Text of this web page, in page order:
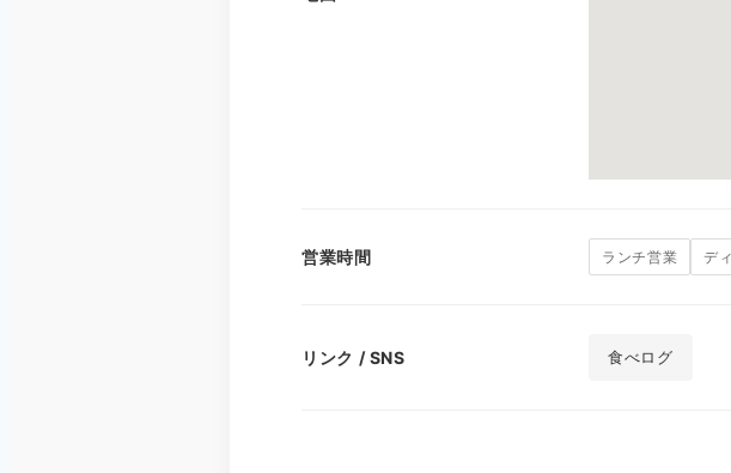
営業時間 ランチ営業 デ
リンク / SNS 食べログ